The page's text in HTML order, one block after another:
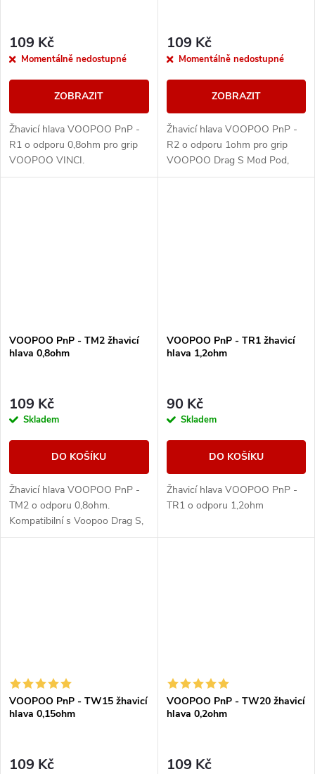
109 Kč
Momentálně nedostupné
ZOBRAZIT
Žhavicí hlava VOOPOO PnP -
R1 o odporu 0,8ohm pro grip
VOOPOO VINCI.
109 Kč
Momentálně nedostupné
ZOBRAZIT
Žhavicí hlava VOOPOO PnP -
R2 o odporu 1ohm pro grip
VOOPOO Drag S Mod Pod,
VINCI, VINCI X, VINCI AIR,
VOOPOO PnP - TM2 žhavicí
hlava 0,8ohm
109 Kč
Skladem
DO KOŠÍKU
Žhavicí hlava VOOPOO PnP -
TM2 o odporu 0,8ohm.
Kompatibilní s Voopoo Drag S,
Drag X, PnP Tank, Argus Pro,
VOOPOO PnP - TR1 žhavicí
hlava 1,2ohm
90 Kč
Skladem
DO KOŠÍKU
Žhavicí hlava VOOPOO PnP -
TR1 o odporu 1,2ohm
VOOPOO PnP - TW15 žhavicí
hlava 0,15ohm
109 Kč
VOOPOO PnP - TW20 žhavicí
hlava 0,2ohm
109 Kč